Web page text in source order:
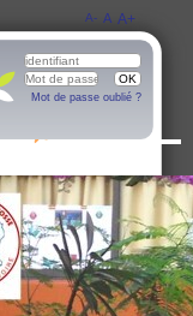
Avis des lecteurs
A- A A+
Mot de passe oublié ?